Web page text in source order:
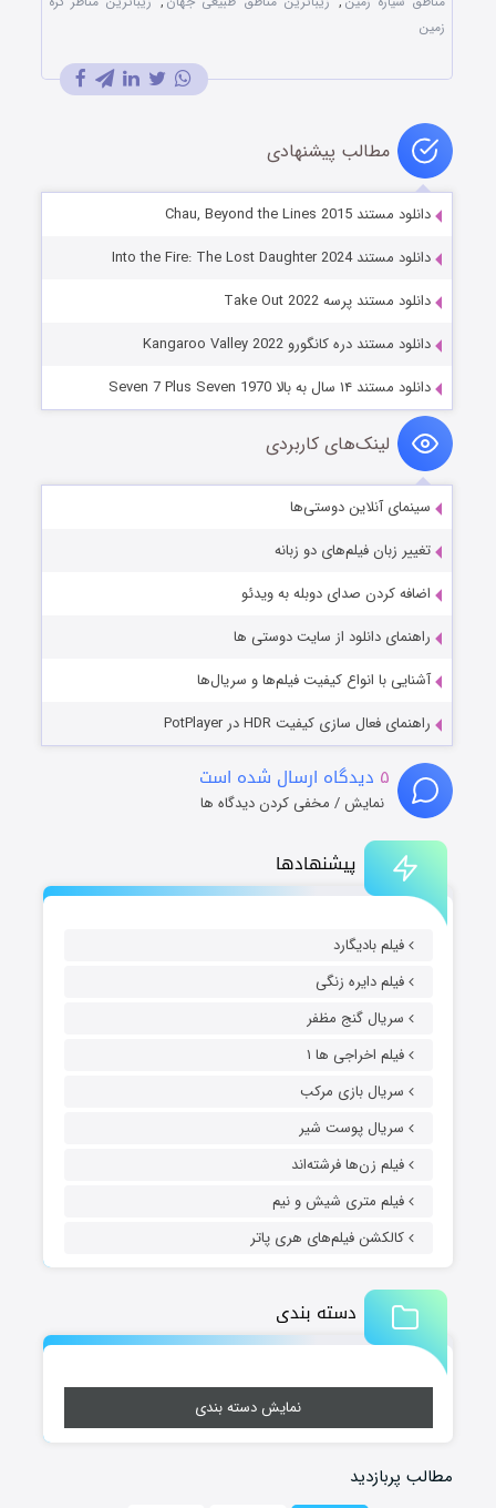
پیشنهادها
فیلم بادیگارد
فیلم دایره زنگی
سریال گنج مظفر
فیلم اخراجی ها ۱
سریال بازی مرکب
سریال پوست شیر
فیلم زن‌ها فرشته‌اند
فیلم متری شیش و نیم
کالکشن فیلم‌های هری پاتر
دسته بندی
نمایش دسته بندی
مطالب پربازدید
زمین
مطالب پیشنهادی
دانلود مستند Chau, Beyond the Lines 2015
دانلود مستند Into the Fire: The Lost Daughter 2024
دانلود مستند پرسه Take Out 2022
دانلود مستند دره کانگورو Kangaroo Valley 2022
دانلود مستند ۱۴ سال به بالا Seven 7 Plus Seven 1970
لینک‌های کاربردی
سینمای آنلاین دوستی‌ها
تغییر زبان فیلم‌های دو زبانه
اضافه کردن صدای دوبله به ویدئو
راهنمای دانلود از سایت دوستی ها
آشنایی با انواع کیفیت فیلم‌ها و سریال‌ها
راهنمای فعال سازی کیفیت HDR در PotPlayer
۵ دیدگاه ارسال شده است
نمایش / مخفی کردن دیدگاه ها